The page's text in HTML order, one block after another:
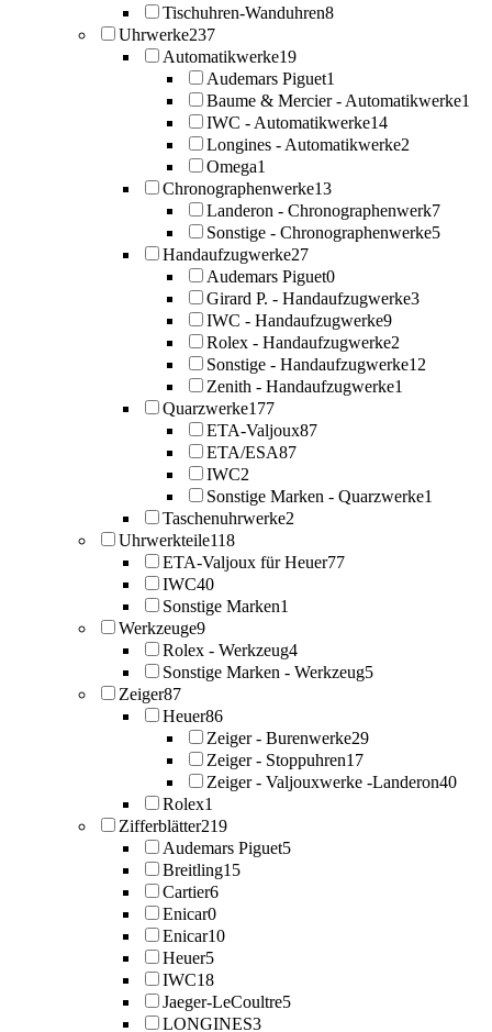
Tischuhren-Wanduhren8
Uhrwerke237
Automatikwerke19
Audemars Piguet1
Baume & Mercier - Automatikwerke1
IWC - Automatikwerke14
Longines - Automatikwerke2
Omega1
Chronographenwerke13
Landeron - Chronographenwerk7
Sonstige - Chronographenwerke5
Handaufzugwerke27
Audemars Piguet0
Girard P. - Handaufzugwerke3
IWC - Handaufzugwerke9
Rolex - Handaufzugwerke2
Sonstige - Handaufzugwerke12
Zenith - Handaufzugwerke1
Quarzwerke177
ETA-Valjoux87
ETA/ESA87
IWC2
Sonstige Marken - Quarzwerke1
Taschenuhrwerke2
Uhrwerkteile118
ETA-Valjoux für Heuer77
IWC40
Sonstige Marken1
Werkzeuge9
Rolex - Werkzeug4
Sonstige Marken - Werkzeug5
Zeiger87
Heuer86
Zeiger - Burenwerke29
Zeiger - Stoppuhren17
Zeiger - Valjouxwerke -Landeron40
Rolex1
Zifferblätter219
Audemars Piguet5
Breitling15
Cartier6
Enicar0
Enicar10
Heuer5
IWC18
Jaeger-LeCoultre5
LONGINES3